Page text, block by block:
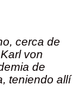
cerca de
von
de
teniendo allí